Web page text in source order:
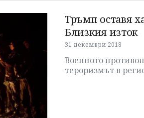
Тръмп оставя
Близкия изток
31 декември 2018
Военното
тероризмът в